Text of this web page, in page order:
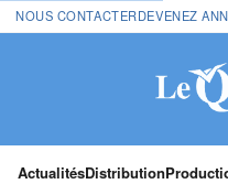
NOUS CONTACTERDEVENEZ
ActualitésDistribution